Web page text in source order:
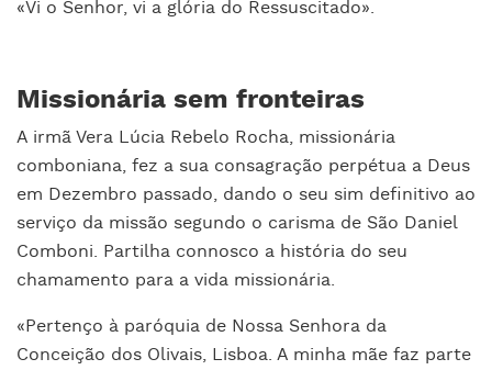
«Vi o Senhor, vi a glória do Ressuscitado».
Missionária sem fronteiras
A irmã Vera Lúcia Rebelo Rocha, missionária
comboniana, fez a sua consagração perpétua a Deus
em Dezembro passado, dando o seu sim definitivo ao
serviço da missão segundo o carisma de São Daniel
Comboni. Partilha connosco a história do seu
chamamento para a vida missionária.
«Pertenço à paróquia de Nossa Senhora da
Conceição dos Olivais, Lisboa. A minha mãe faz parte